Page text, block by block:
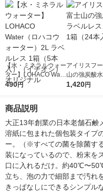
【水・ミネラルウォー
ター】LOHACO Wate
r（ロハコウォータ
シ） オリジナル
490円
アイリスフ
山の強炭酸
レス 500ml 1
1,420円
商品説明
大正13年創業の日本老舗石鹸
溶紙に包まれた個包装タイプ
ー。（※すべての菌を除菌す
装になっているので、粉末を
口に入れるだけ。約40℃〜
立ち、泡の力で細部まで汚れ
きっぱなしにできるシンプル